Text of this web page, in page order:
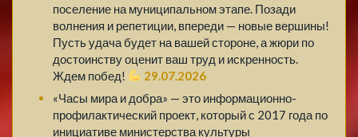
поселение на муниципальном этапе. Позади
волнения и репетиции, впереди — новые вершины!
Пусть удача будет на вашей стороне, а жюри по
достоинству оценит ваш труд и искренность.
Ждем побед!
29.07.2026
«Часы мира и добра» — это информационно-
профилактический проект, который с 2017 года по
инициативе министерства культуры